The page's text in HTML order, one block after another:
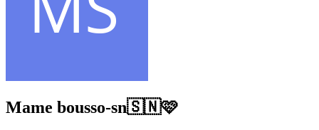
Mame bousso-sn🇸🇳🩷